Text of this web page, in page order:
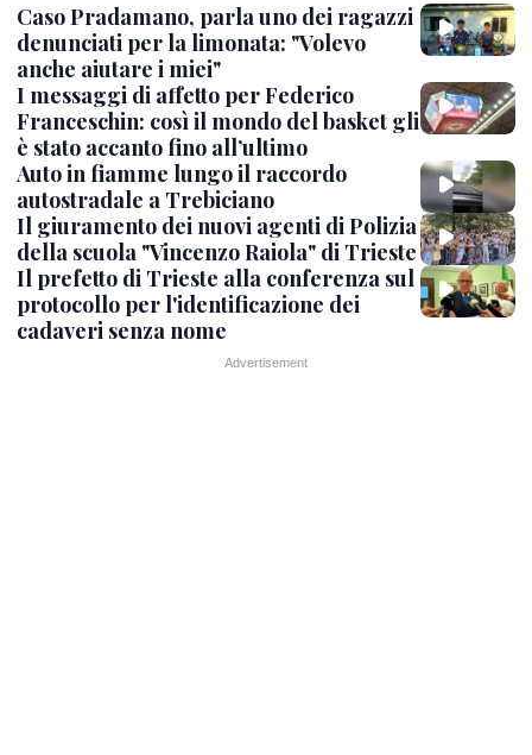
Caso Pradamano, parla uno dei ragazzi
denunciati per la limonata: "Volevo
anche aiutare i miei"
I messaggi di affetto per Federico
Franceschin: così il mondo del basket gli
è stato accanto fino all’ultimo
Auto in fiamme lungo il raccordo
autostradale a Trebiciano
Il giuramento dei nuovi agenti di Polizia
della scuola "Vincenzo Raiola" di Trieste
Il prefetto di Trieste alla conferenza sul
protocollo per l'identificazione dei
cadaveri senza nome